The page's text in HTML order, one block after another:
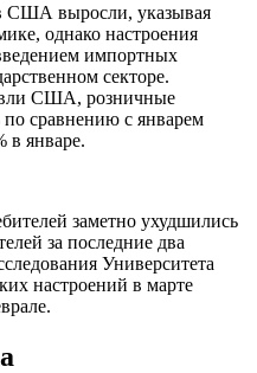
США выросли, указывая
однако настроения
импортных
секторе.
США, розничные
сравнению с январем
в январе.
заметно ухудшились
за последние два
Университета
настроений в марте